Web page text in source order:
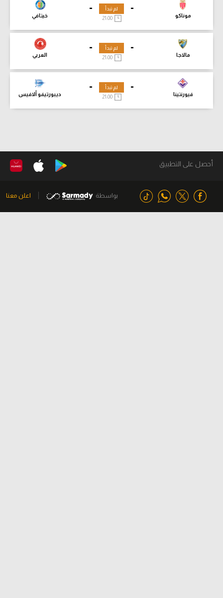
-
موناكو
-
خيتافي
لم تبدأ
21:00
-
مالاجا
-
العربي
لم تبدأ
21:00
-
فيورنتينا
-
ديبورتيفو ألافيس
لم تبدأ
21:00
أحصل على التطبيق
بواسطة اعلن معنا